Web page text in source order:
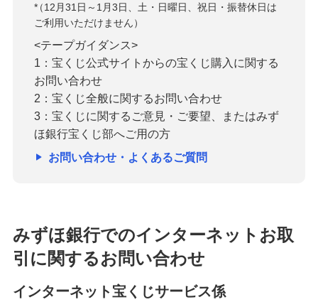
*
（12月31日～1月3日、土・日曜日、祝日・振替休日は
ご利用いただけません）
<テープガイダンス>
1：宝くじ公式サイトからの宝くじ購入に関する
お問い合わせ
2：宝くじ全般に関するお問い合わせ
3：宝くじに関するご意見・ご要望、またはみず
ほ銀行宝くじ部へご用の方
お問い合わせ・よくあるご質問
みずほ銀行でのインターネットお取
引に関するお問い合わせ
インターネット宝くじサービス係